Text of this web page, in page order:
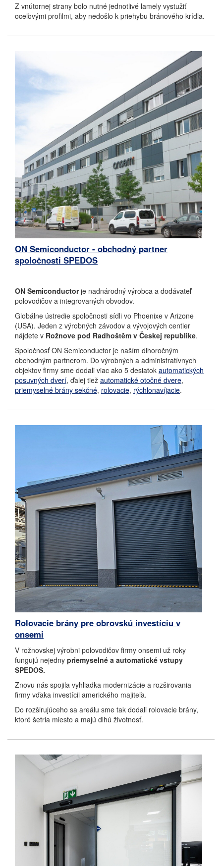
Z vnútornej strany bolo nutné jednotlivé lamely vystužiť
oceľovými profilmi, aby nedošlo k priehybu bránového krídla.
ON Semiconductor - obchodný partner
spoločnosti SPEDOS
ON Semiconductorje nadnárodný výrobca a dodávateľ
polovodičov a integrovaných obvodov.
Globálne ústredie spoločnosti sídli vo Phoenixe v Arizone
(USA). Jeden z výrobných závodov a vývojových centier
nájdete v Rožnove pod Radhoštěm v Českej republike.
Spoločnosť ON Semiconductor je naším dlhoročným
obchodným partnerom. Do výrobných a administratívnych
objektov firmy sme dodali viac ako 5 desiatok automatických
posuvných dverí, ďalej tiež automatické otočné dvere,
priemyselné brány sekčné, rolovacie, rýchlonavíjacie.
Rolovacie brány pre obrovskú investíciu v
onsemi
V rožnovskej výrobni polovodičov firmy onsemi už roky
fungujú nejedny priemyselné a automatické vstupy
SPEDOS.
Znovu nás spojila vyhliadka modernizácie a rozširovania
firmy vďaka investícii amerického majiteľa.
Do rozširujúceho sa areálu sme tak dodali rolovacie brány,
ktoré šetria miesto a majú dlhú životnosť.